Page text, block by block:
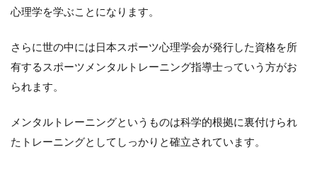
心理学を学ぶことになります。
さらに世の中には日本スポーツ心理学会が発行した資格を所
有するスポーツメンタルトレーニング指導士っていう方がお
られます。
メンタルトレーニングというものは科学的根拠に裏付けられ
たトレーニングとしてしっかりと確立されています。